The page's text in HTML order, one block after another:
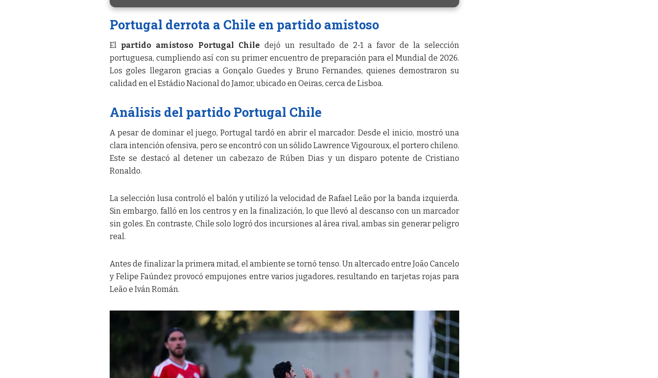
Portugal derrota a Chile en partido amistoso
El partido amistoso Portugal Chile dejó un resultado de 2-1 a favor de la selección
portuguesa, cumpliendo así con su primer encuentro de preparación para el Mundial de 2026.
Los goles llegaron gracias a Gonçalo Guedes y Bruno Fernandes, quienes demostraron su
calidad en el Estádio Nacional do Jamor, ubicado en Oeiras, cerca de Lisboa.
Análisis del partido Portugal Chile
A pesar de dominar el juego, Portugal tardó en abrir el marcador. Desde el inicio, mostró una
clara intención ofensiva, pero se encontró con un sólido Lawrence Vigouroux, el portero chileno.
Este se destacó al detener un cabezazo de Rúben Dias y un disparo potente de Cristiano
Ronaldo.
La selección lusa controló el balón y utilizó la velocidad de Rafael Leão por la banda izquierda.
Sin embargo, falló en los centros y en la finalización, lo que llevó al descanso con un marcador
sin goles. En contraste, Chile solo logró dos incursiones al área rival, ambas sin generar peligro
real.
Antes de finalizar la primera mitad, el ambiente se tornó tenso. Un altercado entre João Cancelo
y Felipe Faúndez provocó empujones entre varios jugadores, resultando en tarjetas rojas para
Leão e Iván Román.